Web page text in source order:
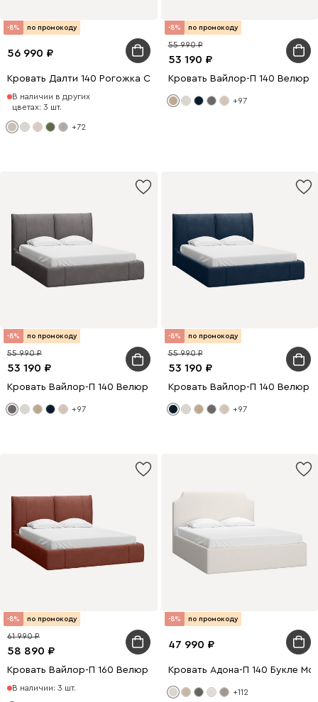
-8% по промокоду
56 990
Кровать Далти 140 Рогожка Светло-бежевый
В наличии в других
цветах: 3 шт.
+72
-8% по промокоду
53 190
55 990
Кровать Вайлор-П 140 Велюр
+97
-8% по промокоду
53 190
55 990
Кровать Вайлор-П 140 Велюр Серый
+97
-8% по промокоду
53 190
55 990
Кровать Вайлор-П 140 Велюр
+97
-8% по промокоду
58 890
61 990
Кровать Вайлор-П 160 Велюр Терракотовый
В наличии: 3 шт.
-8% по промокоду
47 990
Кровать Адона-П 140 Букле
+112